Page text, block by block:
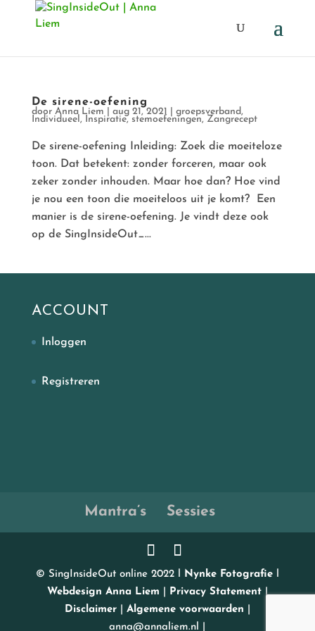
De sirene-oefening
door Anna Liem aug 21, 2021 groepsverband,
Individueel, Inspiratie, stemoefeningen, Zangrecept
De sirene-oefening Inleiding: Zoek die moeiteloze
toon. Dat betekent: zonder forceren, maar ook
zeker zonder inhouden. Maar hoe dan? Hoe vind
je nou een toon die moeiteloos uit je komt? Een
manier is de sirene-oefening. Je vindt deze ook
op de SingInsideOut_...
ACCOUNT
Inloggen
Registreren
Mantra’s Sessies
© SingInsideOut online 2022 l Nynke Fotografiel
Webdesign Anna Liem
Privacy Statement |
Disclaimer
Algemene voorwaarden
anna@annaliem.nl |